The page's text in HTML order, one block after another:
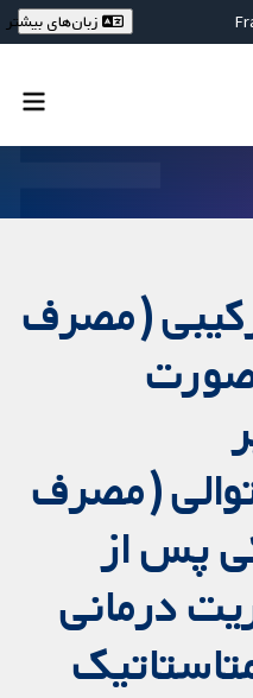
زبان‌های بیشتر
(مصرف
صورت
(مصرف
پس از
درمانی